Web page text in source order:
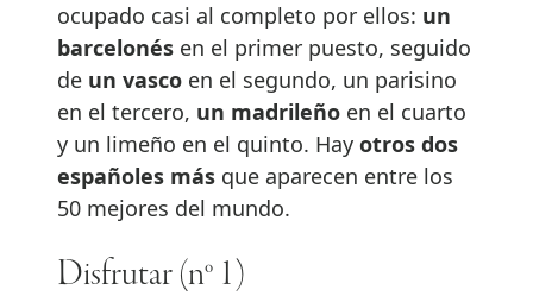
ocupado casi al completo por ellos: un
barcelonés en el primer puesto, seguido
de un vasco en el segundo, un parisino
en el tercero, un madrileño en el cuarto
y un limeño en el quinto. Hay otros dos
españoles más que aparecen entre los
50 mejores del mundo.
Disfrutar (nº 1)